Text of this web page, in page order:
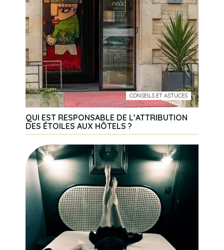
CONSEILS ET ASTUCES
QUI EST RESPONSABLE DE L’ATTRIBUTION
DES ÉTOILES AUX HÔTELS ?